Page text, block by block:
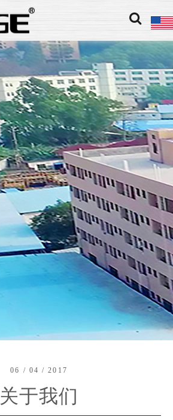
06 / 04 / 2017
关于我们